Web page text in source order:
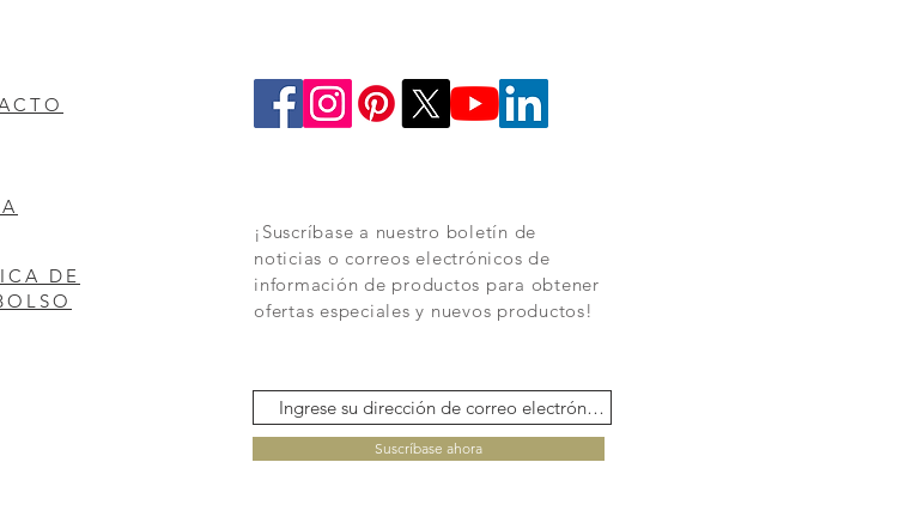
DE
¡Suscríbase a nuestro boletín de
noticias o correos electrónicos de
información de productos para obtener
ofertas especiales y nuevos productos!
Suscríbase ahora